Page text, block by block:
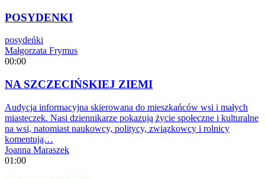
POSYDENKI
posydeńki
Małgorzata Frymus
00:00
NA SZCZECIŃSKIEJ ZIEMI
Audycja informacyjna skierowana do mieszkańców wsi i małych
miasteczek. Nasi dziennikarze pokazują życie społeczne i kulturalne
na wsi, natomiast naukowcy, politycy, związkowcy i rolnicy
komentują…
Joanna Maraszek
01:00